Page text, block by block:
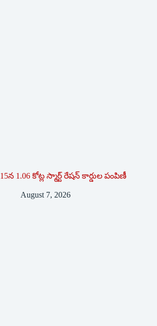
15న 1.06 కోట్ల స్మార్ట్ రేషన్ కార్డుల పంపిణీ
August 7, 2026